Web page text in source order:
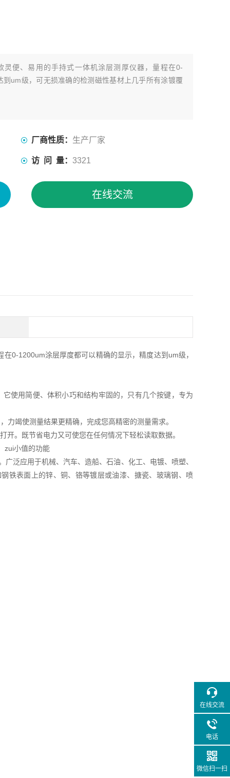
灵便、易用的手持式一体机涂层测厚仪器，量程在0-
um级，可无损准确的检测磁性基材上几乎所有涂镀覆
厂商性质： 生产厂家
访 问 量： 3321
在线交流
0-1200um涂层厚度都可以精确的显示，精度达到um级，
使用简便、体积小巧和结构牢固的，只有几个按键，专为
力竭使测量结果更精确，完成您高精密的测量需求。
。既节省电力又可使您在任何情况下轻松读取数据。
zui小值的功能
泛应用于机械、汽车、造船、石油、化工、电镀、喷塑、
铁表面上的锌、铜、铬等镀层或油漆、搪瓷、玻璃钢、喷
在线交流
电话
微信扫一扫